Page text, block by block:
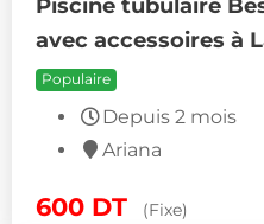
Piscine tubulaire
avec accessoires à
Populaire
Depuis 2 mois
Ariana
600 DT (Fixe)